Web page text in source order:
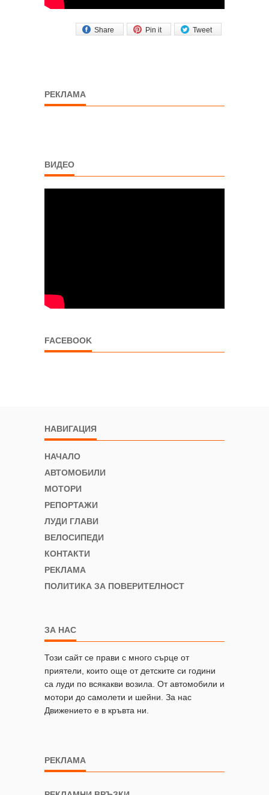
Tweet
Pin it
Share
РЕКЛАМА
ВИДЕО
FACEBOOK
НАВИГАЦИЯ
НАЧАЛО
АВТОМОБИЛИ
МОТОРИ
РЕПОРТАЖИ
ЛУДИ ГЛАВИ
ВЕЛОСИПЕДИ
КОНТАКТИ
РЕКЛАМА
ПОЛИТИКА ЗА ПОВЕРИТЕЛНОСТ
ЗА НАС
Този сайт се прави с много сърце от
приятели, които още от детските си години
са луди по всякакви возила. От автомобили и
мотори до самолети и шейни. За нас
Движението е в кръвта ни.
РЕКЛАМА